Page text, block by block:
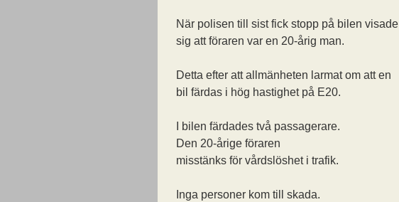
När polisen till sist fick stopp på bilen visade
sig att föraren var en 20-årig man.
Detta efter att allmänheten larmat om att en
bil färdas i hög hastighet på E20.
I bilen färdades två passagerare.
Den 20-årige föraren
misstänks för vårdslöshet i trafik.
Inga personer kom till skada.